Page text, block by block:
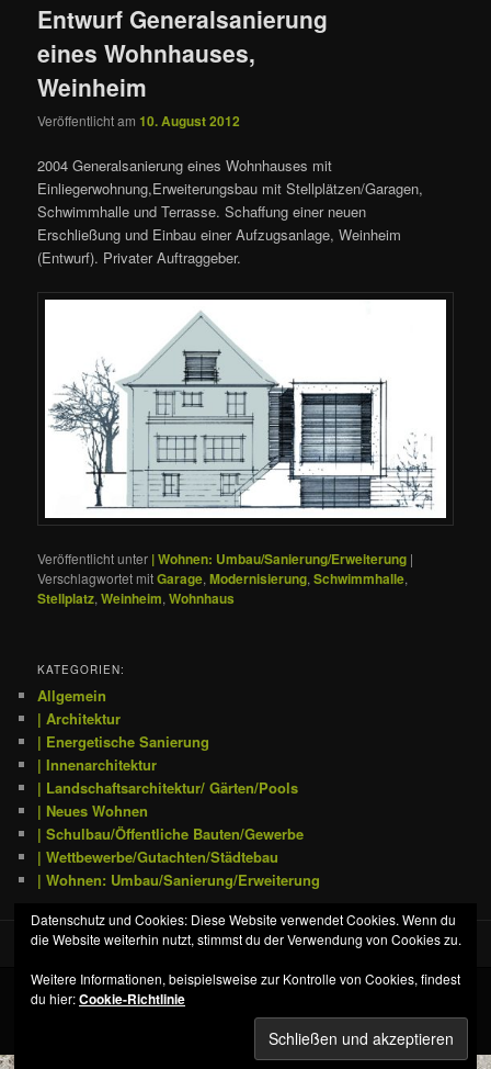
Entwurf Generalsanierung
eines Wohnhauses,
Weinheim
Veröffentlicht am10. August 2012
2004 Generalsanierung eines Wohnhauses mit
Einliegerwohnung,Erweiterungsbau mit Stellplätzen/Garagen,
Schwimmhalle und Terrasse. Schaffung einer neuen
Erschließung und Einbau einer Aufzugsanlage, Weinheim
(Entwurf). Privater Auftraggeber.
Veröffentlicht unter | Wohnen: Umbau/Sanierung/Erweiterung |
Verschlagwortet mitGarage,Modernisierung,Schwimmhalle,
Stellplatz,Weinheim,Wohnhaus
KATEGORIEN:
Allgemein
| Architektur
| Energetische Sanierung
| Innenarchitektur
| Landschaftsarchitektur/ Gärten/Pools
| Neues Wohnen
| Schulbau/Öffentliche Bauten/Gewerbe
| Wettbewerbe/Gutachten/Städtebau
| Wohnen: Umbau/Sanierung/Erweiterung
Datenschutz
Datenschutz und Cookies: Diese Website verwendet Cookies. Wenn du
die Website weiterhin nutzt, stimmst du der Verwendung von Cookies zu.
Weitere Informationen, beispielsweise zur Kontrolle von Cookies, findest
du hier:Cookie-Richtlinie